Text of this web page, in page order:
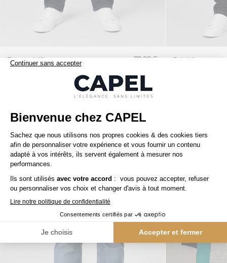
tommy hilfiger
119,00 €
Nos clients aiment aussi